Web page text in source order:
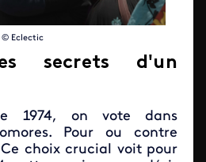
© Eclectic
secrets d'un
1974, on vote dans
Pour ou contre
Ce choix crucial voit pour